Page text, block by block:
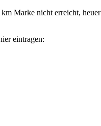
Marke nicht erreicht, heuer
eintragen: